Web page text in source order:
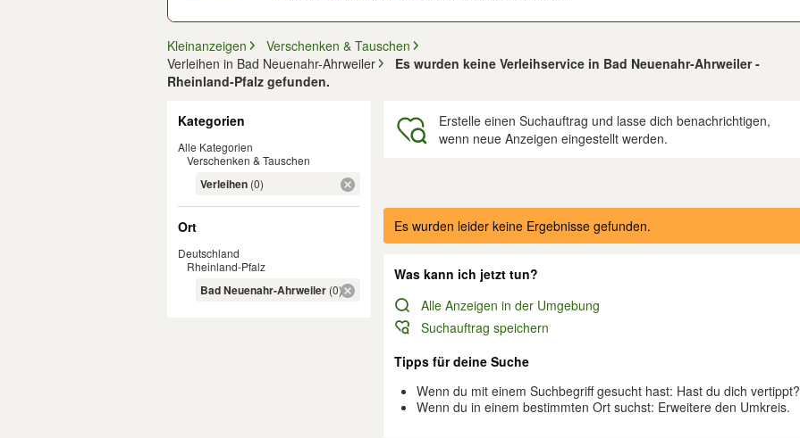
Kleinanzeigen
Verschenken & Tauschen
Verleihen in Bad Neuenahr-Ahrweiler
Es wurden keine Verleihservice in Bad Neuenahr-Ahrweiler -
Rheinland-Pfalz gefunden.
Kategorien
Alle Kategorien
Verschenken & Tauschen
Verleihen (0)
Ort
Deutschland
Rheinland-Pfalz
Bad Neuenahr-Ahrweiler (0)
Erstelle einen Suchauftrag und lasse dich benachrichtigen,
wenn neue Anzeigen eingestellt werden.
Ergebnisse
Es wurden leider keine Ergebnisse gefunden.
Was kann ich jetzt tun?
Alle Anzeigen in der Umgebung
Suchauftrag speichern
Tipps für deine Suche
Wenn du mit einem Suchbegriff gesucht hast: Hast du dich vertippt?
Wenn du in einem bestimmten Ort suchst: Erweitere den Umkreis.